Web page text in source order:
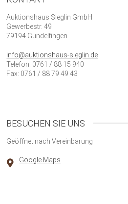
Auktionshaus Sieglin GmbH
Gewerbestr. 49
79194 Gundelfingen
info@auktionshaus-sieglin.de
Telefon: 0761 / 88 15 940
Fax: 0761 / 88 79 49 43
BESUCHEN SIE UNS
Geöffnet nach Vereinbarung
Google Maps